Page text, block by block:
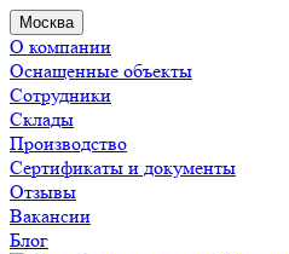
Москва
О компании
Оснащенные объекты
Сотрудники
Склады
Производство
Сертификаты и документы
Отзывы
Вакансии
Блог